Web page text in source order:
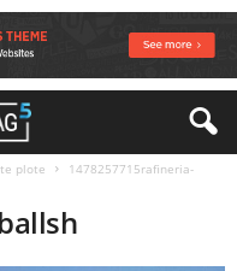
plote
1478257715rafineria-